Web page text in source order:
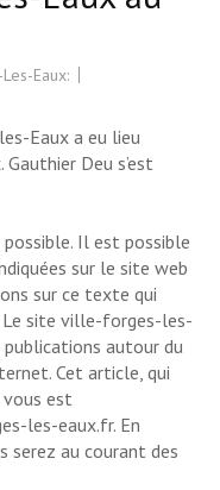
Eaux:
Eaux a eu lieu
Deu s’est
Il est possible
sur le site web
sur ce texte qui
site ville-forges-les-
autour du
Cet article, qui
est
les-eaux.fr. En
au courant des